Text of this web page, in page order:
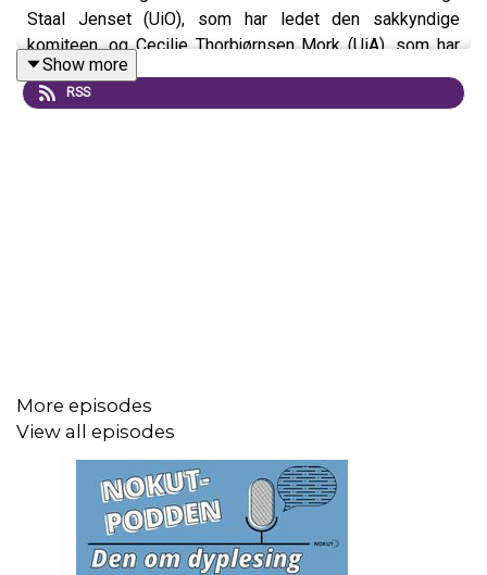
Staal Jenset (UiO), som har ledet den sakkyndige
komiteen, og Cecilie Thorbjørnsen Mork (UiA), som har
opplevd evalueringen fra deltakersida. Vi får høre om
viktigheten av gode strukturer og om hvordan man kan
Show more
RSS
More episodes
View all episodes